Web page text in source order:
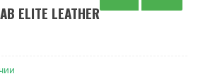
ELITE LEATHER